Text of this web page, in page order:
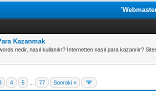
Kazanmak
nedir, nasıl kullanılır? İnternetten nasıl para kazanılır?
4 5 77 Sonraki »